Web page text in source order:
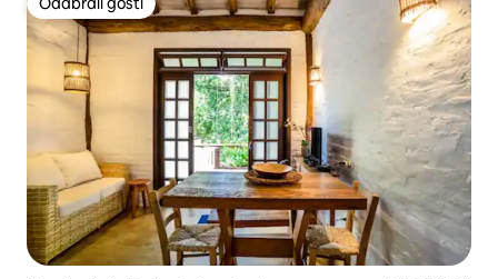
Odabrali gosti